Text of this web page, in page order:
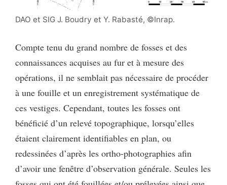
DAO et SIG J. Boudry et Y. Rabasté, ©Inrap.
Compte tenu du grand nombre de fosses et des
connaissances acquises au fur et à mesure des
opérations, il ne semblait pas nécessaire de procéder
à une fouille et un enregistrement systématique de
ces vestiges. Cependant, toutes les fosses ont
bénéficié d’un relevé topographique, lorsqu’elles
étaient clairement identifiables en plan, ou
redessinées d’après les ortho-photographies afin
d’avoir une fenêtre d’observation générale. Seules les